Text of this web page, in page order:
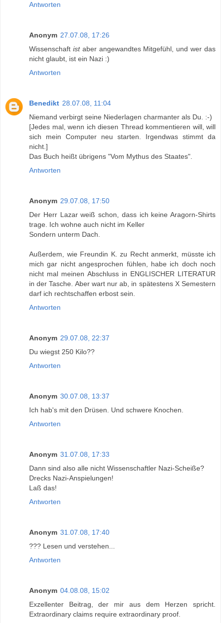
Antworten
Anonym 27.07.08, 17:26
Wissenschaft istaber angewandtes Mitgefühl, und wer das
nicht glaubt, ist ein Nazi :)
Antworten
Benedikt 28.07.08, 11:04
Niemand verbirgt seine Niederlagen charmanter als Du. :-)
[Jedes mal, wenn ich diesen Thread kommentieren will, will
sich mein Computer neu starten. Irgendwas stimmt da
nicht.]
Das Buch heißt übrigens "Vom Mythus des Staates".
Antworten
Anonym 29.07.08, 17:50
Der Herr Lazar weiß schon, dass ich keine Aragorn-Shirts
trage. Ich wohne auch nicht im Keller
Sondern unterm Dach.
Außerdem, wie Freundin K. zu Recht anmerkt, müsste ich
mich gar nicht angesprochen fühlen, habe ich doch noch
nicht mal meinen Abschluss in ENGLISCHER LITERATUR
in der Tasche. Aber wart nur ab, in spätestens X Semestern
darf ich rechtschaffen erbost sein.
Antworten
Anonym 29.07.08, 22:37
Du wiegst 250 Kilo??
Antworten
Anonym 30.07.08, 13:37
Ich hab's mit den Drüsen. Und schwere Knochen.
Antworten
Anonym 31.07.08, 17:33
Dann sind also alle nicht Wissenschaftler Nazi-Scheiße?
Drecks Nazi-Anspielungen!
Laß das!
Antworten
Anonym 31.07.08, 17:40
??? Lesen und verstehen...
Antworten
Anonym 04.08.08, 15:02
Exzellenter Beitrag, der mir aus dem Herzen spricht.
Extraordinary claims require extraordinary proof.